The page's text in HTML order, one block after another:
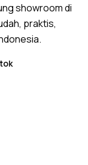
showroom di
praktis,